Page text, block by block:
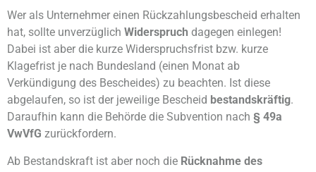
Wer als Unternehmer einen Rückzahlungsbescheid erhalten
hat, sollte unverzüglich Widerspruch dagegen einlegen!
Dabei ist aber die kurze Widerspruchsfrist bzw. kurze
Klagefrist je nach Bundesland (einen Monat ab
Verkündigung des Bescheides) zu beachten. Ist diese
abgelaufen, so ist der jeweilige Bescheid bestandskräftig.
Daraufhin kann die Behörde die Subvention nach § 49a
VwVfG zurückfordern.
Ab Bestandskraft ist aber noch die Rücknahme des